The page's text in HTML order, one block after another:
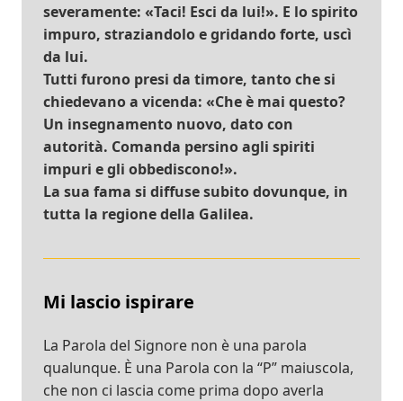
severamente: «Taci! Esci da lui!». E lo spirito
impuro, straziandolo e gridando forte, uscì
da lui.
Tutti furono presi da timore, tanto che si
chiedevano a vicenda: «Che è mai questo?
Un insegnamento nuovo, dato con
autorità. Comanda persino agli spiriti
impuri e gli obbediscono!».
La sua fama si diffuse subito dovunque, in
tutta la regione della Galilea.
Mi lascio ispirare
La Parola del Signore non è una parola
qualunque. È una Parola con la “P” maiuscola,
che non ci lascia come prima dopo averla